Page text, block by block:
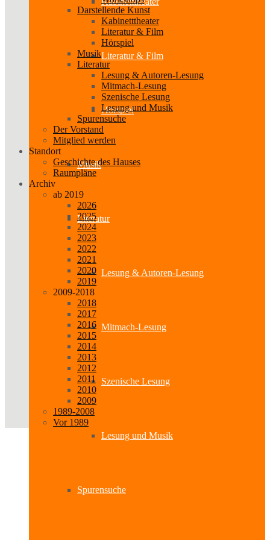
Literatur & Film
Hörspiel
Musik
Literatur
Lesung & Autoren-Lesung
Mitmach-Lesung
Szenische Lesung
Lesung und Musik
Spurensuche
Darstellende Kunst
Kabinetttheater
Literatur & Film
Hörspiel
Musik
Literatur
Lesung & Autoren-Lesung
Mitmach-Lesung
Szenische Lesung
Lesung und Musik
Spurensuche
Der Vorstand
Mitglied werden
Standort
Geschichte des Hauses
Raumpläne
Archiv
ab 2019
2026
2025
2024
2023
2022
2021
2020
2019
2009-2018
2018
2017
2016
2015
2014
2013
2012
2011
2010
2009
1989-2008
Vor 1989